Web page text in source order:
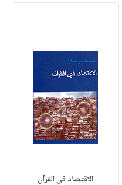
الاقتصاد في القرآن